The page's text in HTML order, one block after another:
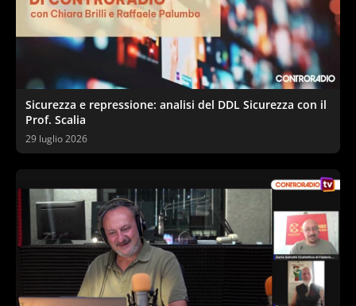
Sicurezza e repressione: analisi del DDL Sicurezza con il
Prof. Scalia
29 luglio 2026